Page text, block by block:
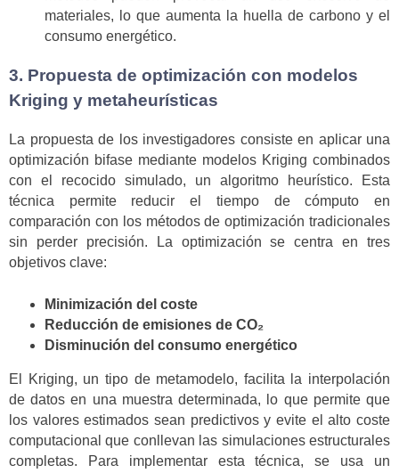
materiales, lo que aumenta la huella de carbono y el
consumo energético.
3. Propuesta de optimización con modelos
Kriging y metaheurísticas
La propuesta de los investigadores consiste en aplicar una
optimización bifase mediante modelos Kriging combinados
con el recocido simulado, un algoritmo heurístico. Esta
técnica permite reducir el tiempo de cómputo en
comparación con los métodos de optimización tradicionales
sin perder precisión. La optimización se centra en tres
objetivos clave:
Minimización del coste
Reducción de emisiones de CO₂
Disminución del consumo energético
El Kriging, un tipo de metamodelo, facilita la interpolación
de datos en una muestra determinada, lo que permite que
los valores estimados sean predictivos y evite el alto coste
computacional que conllevan las simulaciones estructurales
completas. Para implementar esta técnica, se usa un